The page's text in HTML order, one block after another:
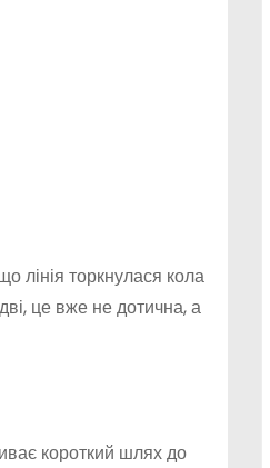
лінія торкнулася кола
це вже не дотична, а
короткий шлях до